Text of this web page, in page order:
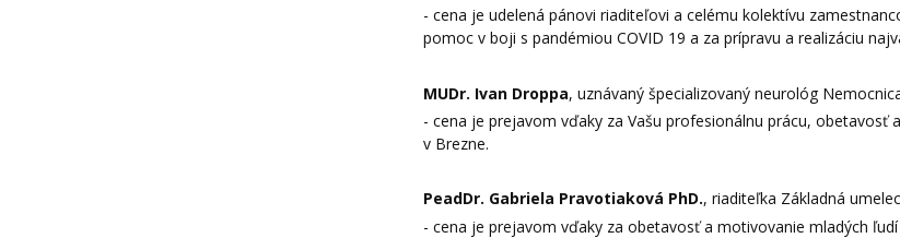
- cena je udelená pánovi riaditeľovi a celému kolektívu
pomoc v boji s pandémiou COVID 19 a za prípravu a realizáciu
MUDr. Ivan Droppa, uznávaný špecializovaný neurológ
- cena je prejavom vďaky za Vašu profesionálnu prácu, obetavosť
v Brezne.
PeadDr. Gabriela Pravotiaková PhD., riaditeľka Základná
- cena je prejavom vďaky za obetavosť a motivovanie mladých